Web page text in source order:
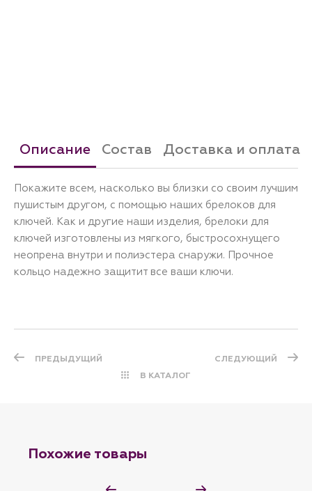
Описание Состав Доставка и оплата
Покажите всем, насколько вы близки со своим лучшим
пушистым другом, с помощью наших брелоков для
ключей. Как и другие наши изделия, брелоки для
ключей изготовлены из мягкого, быстросохнущего
неопрена внутри и полиэстера снаружи. Прочное
кольцо надежно защитит все ваши ключи.
ПРЕДЫДУЩИЙ
В КАТАЛОГ
СЛЕДУЮЩИЙ
Похожие товары